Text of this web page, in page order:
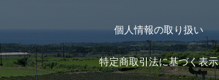
お茶のギフト
おすすめのお茶
ログイン
個人情報の取り扱い
特定商取引法に基づく表示